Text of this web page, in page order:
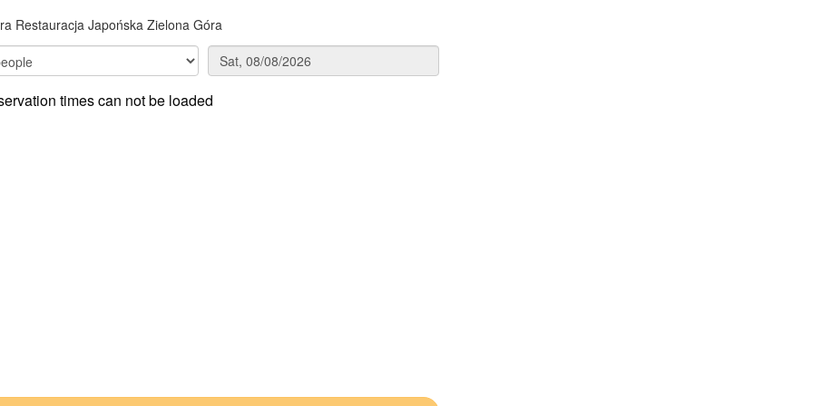
Restauracja Japońska Zielona Góra
times can not be loaded